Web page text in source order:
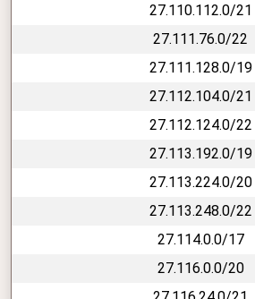
27.110.112.0/21
27.111.76.0/22
27.111.128.0/19
27.112.104.0/21
27.112.124.0/22
27.113.192.0/19
27.113.224.0/20
27.113.248.0/22
27.114.0.0/17
27.116.0.0/20